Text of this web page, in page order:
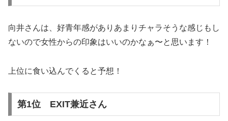
向井さんは、好青年感がありあまりチャラそうな感じもし
ないので女性からの印象はいいのかなぁ〜と思います！
上位に食い込んでくると予想！
第1位 EXIT兼近さん